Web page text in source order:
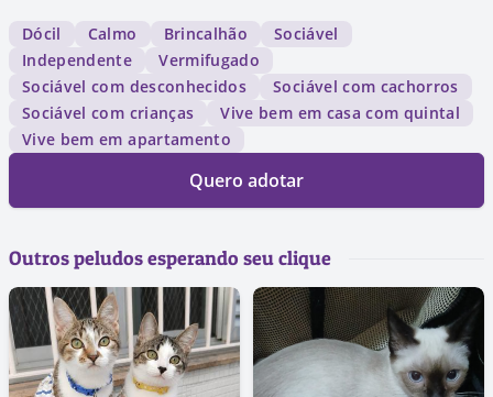
Dócil Calmo Brincalhão
Sociável
Independente
Vermifugado
Sociável com desconhecidos
Sociável com cachorros
Sociável com crianças
Vive bem em casa com quintal
Vive bem em apartamento
Quero adotar
Outros peludos esperando seu clique